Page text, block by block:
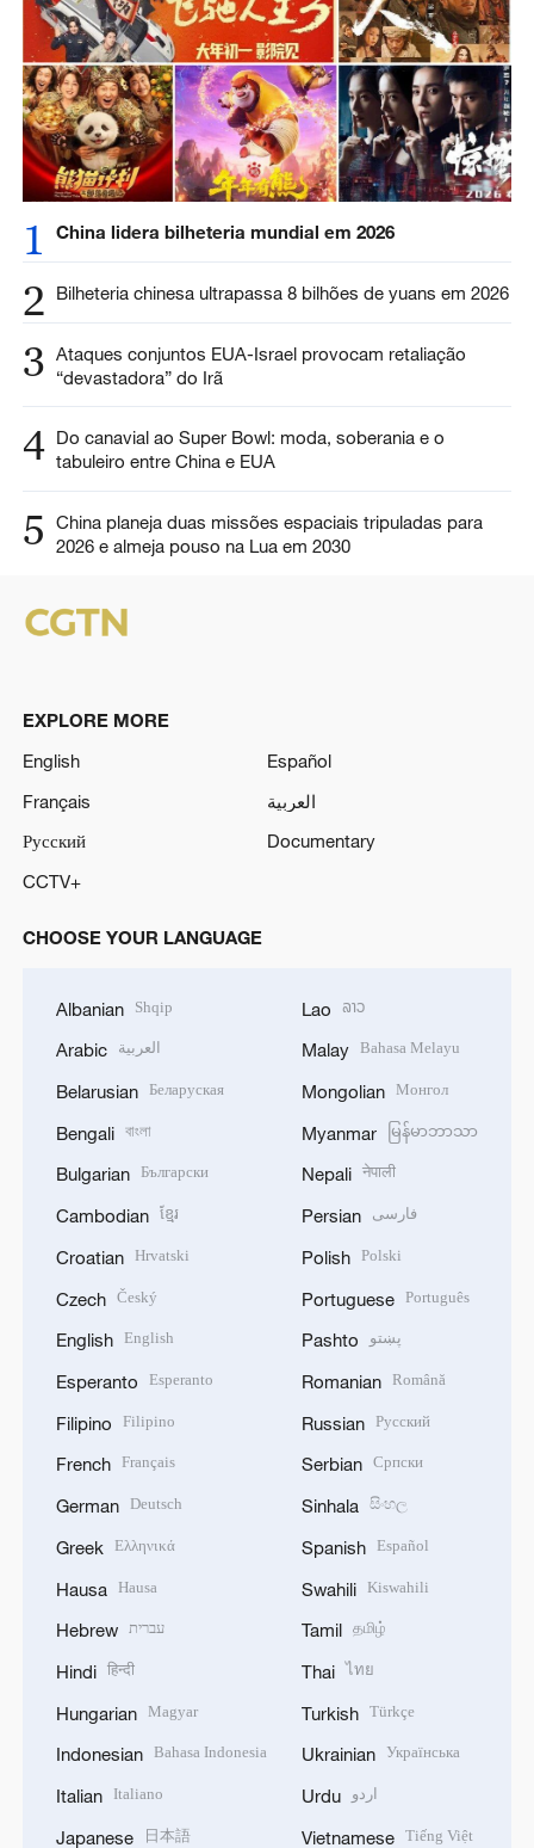
1 China lidera bilheteria mundial em 2026
2 Bilheteria chinesa ultrapassa 8 bilhões de yuans em 2026
3 Ataques conjuntos EUA-Israel provocam retaliação
“devastadora” do Irã
4 Do canavial ao Super Bowl: moda, soberania e o
tabuleiro entre China e EUA
5
China planeja duas missões espaciais tripuladas para
2026 e almeja pouso na Lua em 2030
EXPLORE MORE
English
Español
Français
العربية
Русский
Documentary
CCTV+
CHOOSE YOUR LANGUAGE
Albanian Shqip
Arabic العربية
Belarusian Беларуская
Bengali বাংলা
Bulgarian Български
Cambodian ខ្មែរ
Croatian Hrvatski
Czech Český
English English
Esperanto Esperanto
Filipino Filipino
French Français
German Deutsch
Greek Ελληνικά
Hausa Hausa
Hebrew עברית
Hindi हिन्दी
Hungarian Magyar
Indonesian Bahasa Indonesia
Italian Italiano
Japanese 日本語
Lao ລາວ
Malay Bahasa Melayu
Mongolian Монгол
Myanmar မြန်မာဘာသာ
Nepali नेपाली
Persian فارسی
Polish Polski
Portuguese Português
Pashto پښتو
Romanian Română
Russian Русский
Serbian Српски
Sinhala සිංහල
Spanish Español
Swahili Kiswahili
Tamil தமிழ்
Thai ไทย
Turkish Türkçe
Ukrainian Українська
Urdu اردو
Vietnamese Tiếng Việt